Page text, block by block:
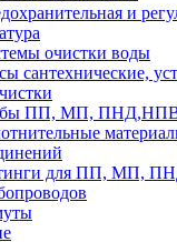
и
очистки воды
сантехнические,
ПП, МП,
для ПП, МП,